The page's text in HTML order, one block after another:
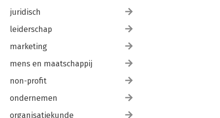
juridisch
leiderschap
marketing
mens en maatschappij
non-profit
ondernemen
organisatiekunde